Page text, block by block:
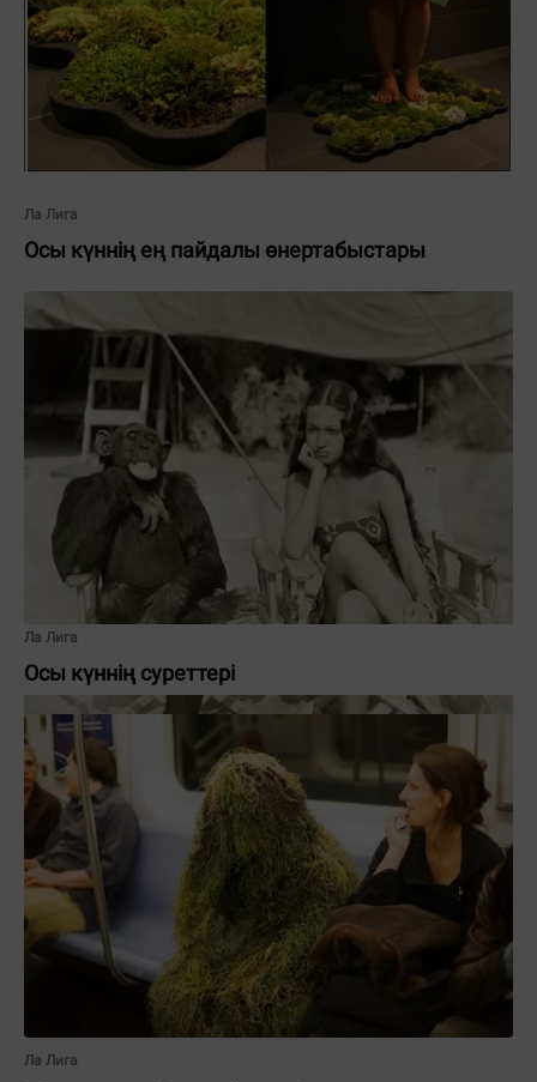
Ла Лига
Осы күннің ең пайдалы өнертабыстары
Ла Лига
Осы күннің суреттері
Ла Лига